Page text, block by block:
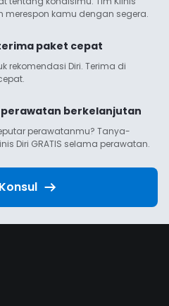
merespon kamu dengan segera.
paket cepat
rekomendasi Diri. Terima di
berkelanjutan
perawatanmu? Tanya-
Diri GRATIS selama perawatan.